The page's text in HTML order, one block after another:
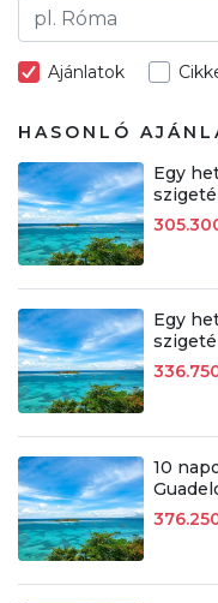
Ajánlatok
HASONLÓ
Egy
Egy
10